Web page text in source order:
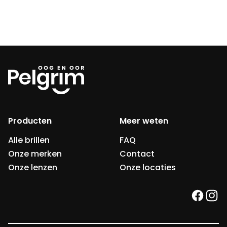
Producten
Alle brillen
Onze merken
Onze lenzen
Meer weten
FAQ
Contact
Onze locaties